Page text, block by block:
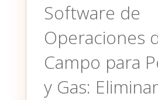
Software de
Operaciones
Campo para
y Gas: